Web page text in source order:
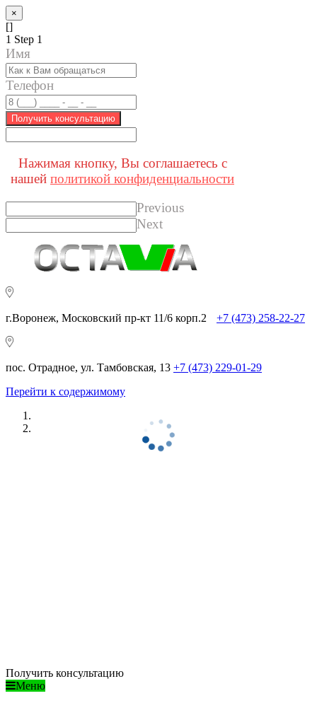
×
[]
1 Step 1
Имя
Телефон
Получить консультацию
Нажимая кнопку, Вы соглашаетесь с
нашей политикой конфиденциальности
Previous
Next
г.Воронеж, Московский пр-кт 11/6 корп.2 +7 (473) 258-22-27
пос. Отрадное, ул. Тамбовская, 13 +7 (473) 229-01-29
Перейти к содержимому
Получить консультацию
Меню